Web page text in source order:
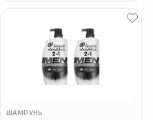
ШАМПУНЬ